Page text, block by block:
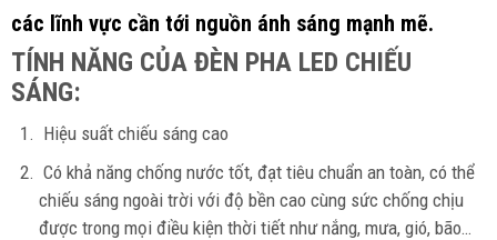
các lĩnh vực cần tới nguồn ánh sáng mạnh mẽ.
TÍNH NĂNG CỦA ĐÈN PHA LED CHIẾU
SÁNG:
Hiệu suất chiếu sáng cao
Có khả năng chống nước tốt, đạt tiêu chuẩn an toàn, có thể
chiếu sáng ngoài trời với độ bền cao cùng sức chống chịu
được trong mọi điều kiện thời tiết như nắng, mưa, gió, bão…